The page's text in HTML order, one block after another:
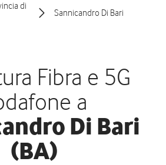
di
Sannicandro Di Bari
Fibra e 5G
a
Di Bari
(BA)